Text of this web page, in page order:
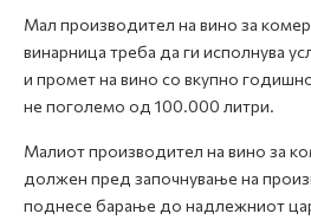
Медиа центар
Контакт
Е-Весник
Мал производител на вино за
винарница треба да ги исполнува
и промет на вино со вкупно
не поголемо од 100.000 литри.
Малиот производител на вино за
должен пред започнување на
поднесе барање до надлежниот